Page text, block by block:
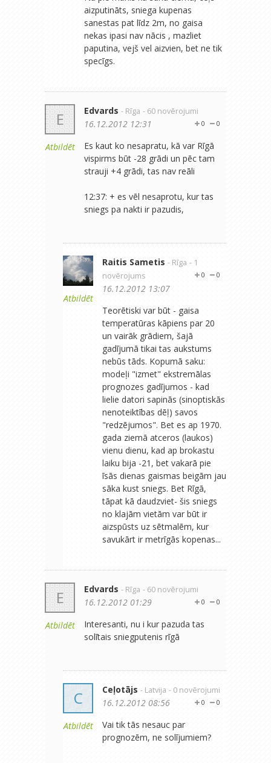
aizputināts, sniega kupenas
sanestas pat līdz 2m, no gaisa
nekas ipasi nav nācis , mazliet
paputina, vejš vel aizvien, bet ne tik
specīgs.
E
Atbildēt
Edvards - Rīga - 60 novērojumi
0
0
16.12.2012 12:31
Es kaut ko nesapratu, kā var Rīgā
vispirms būt -28 grādi un pēc tam
strauji +4 grādi, tas nav reāli
12:37: + es vēl nesaprotu, kur tas
sniegs pa nakti ir pazudis,
Atbildēt
Raitis Sametis - Rīga - 1
novērojums
0
0
16.12.2012 13:07
Teorētiski var būt - gaisa
temperatūras kāpiens par 20
un vairāk grādiem, šajā
gadījumā tikai tas aukstums
nebūs tāds. Kopumā saku:
modeļi "izmet" ekstremālas
prognozes gadījumos - kad
lielie datori sapinās (sinoptiskās
nenoteiktības dēļ) savos
"redzējumos". Bet es ap 1970.
gada ziemā atceros (laukos)
vienu dienu, kad ap brokastu
laiku bija -21, bet vakarā pie
īsās dienas gaismas beigām jau
sāka kust sniegs. Bet Rīgā,
tāpat kā daudzviet- šis sniegs
no klajām vietām var būt ir
aizspūsts uz sētmalēm, kur
savukārt ir metrīgās kopenas...
E
Atbildēt
Edvards - Rīga - 60 novērojumi
0
0
16.12.2012 01:29
Interesanti, nu i kur pazuda tas
solītais sniegputenis rīgā
C
Atbildēt
Ceļotājs - Latvija - 0 novērojumi
0
0
16.12.2012 08:56
Vai tik tās nesauc par
prognozēm, ne solījumiem?